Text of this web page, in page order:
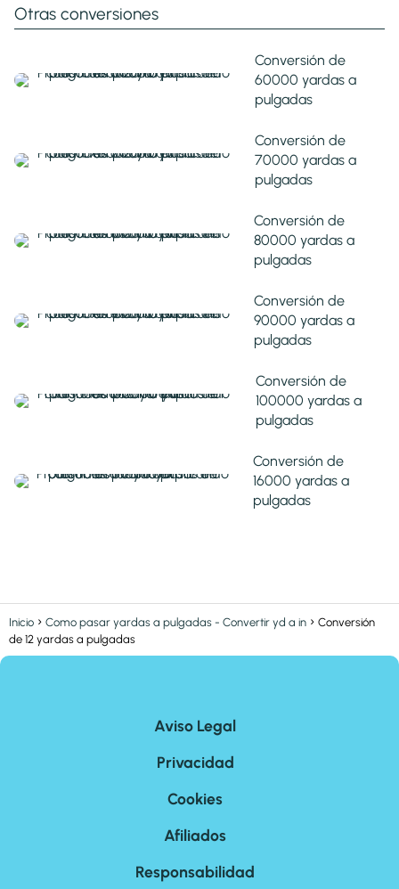
Otras conversiones
Conversión de
60000 yardas a
pulgadas
Conversión de
70000 yardas a
pulgadas
Conversión de
80000 yardas a
pulgadas
Conversión de
90000 yardas a
pulgadas
Conversión de
100000 yardas a
pulgadas
Conversión de
16000 yardas a
pulgadas
Inicio Como pasar yardas a pulgadas - Convertir yd a in
Conversión
de 12 yardas a pulgadas
Aviso Legal
Privacidad
Cookies
Afiliados
Responsabilidad